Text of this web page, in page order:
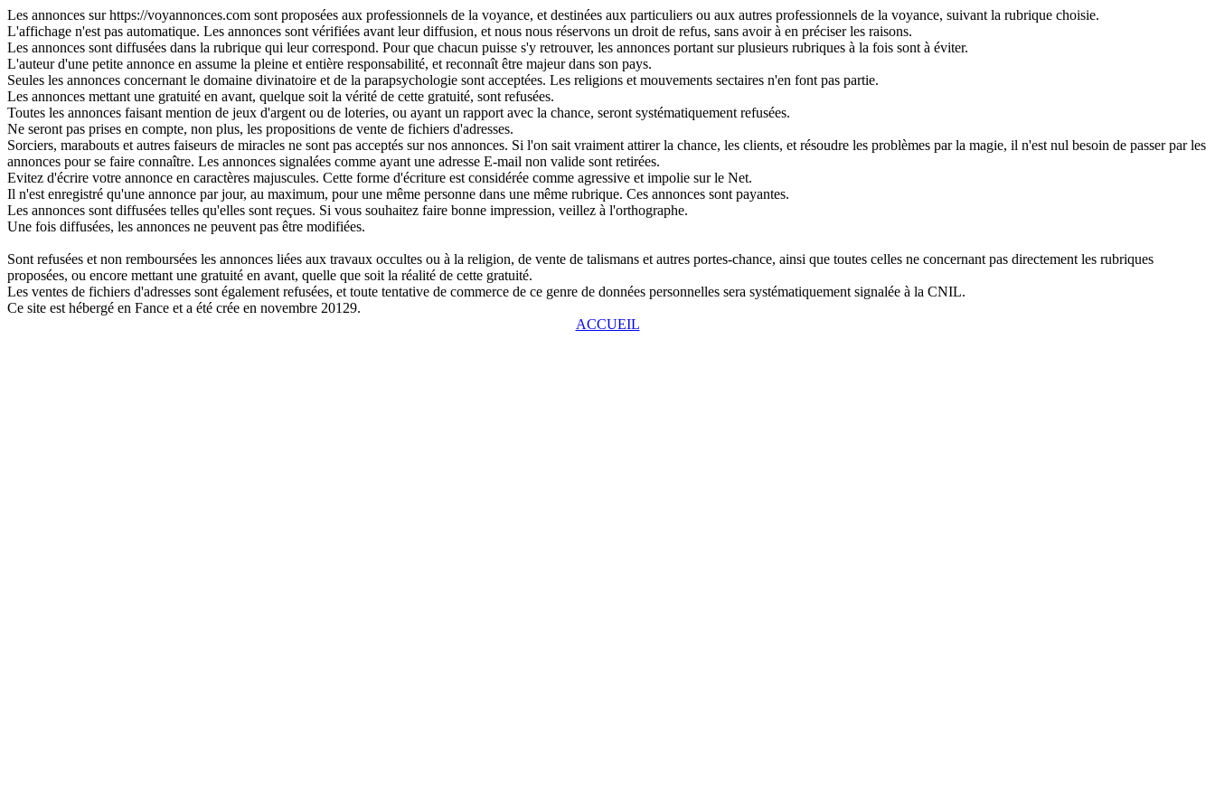
Les annonces sur https://voyannonces.com sont proposées aux professionnels de la voyance, et destinées aux particuliers ou aux autres professionnels de la voyance, suivant la rubrique choisie.
L'affichage n'est pas automatique. Les annonces sont vérifiées avant leur diffusion, et nous nous réservons un droit de refus, sans avoir à en préciser les raisons.
Les annonces sont diffusées dans la rubrique qui leur correspond. Pour que chacun puisse s'y retrouver, les annonces portant sur plusieurs rubriques à la fois sont à éviter.
L'auteur d'une petite annonce en assume la pleine et entière responsabilité, et reconnaît être majeur dans son pays.
Seules les annonces concernant le domaine divinatoire et de la parapsychologie sont acceptées. Les religions et mouvements sectaires n'en font pas partie.
Les annonces mettant une gratuité en avant, quelque soit la vérité de cette gratuité, sont refusées.
Toutes les annonces faisant mention de jeux d'argent ou de loteries, ou ayant un rapport avec la chance, seront systématiquement refusées.
Ne seront pas prises en compte, non plus, les propositions de vente de fichiers d'adresses.
Sorciers, marabouts et autres faiseurs de miracles ne sont pas acceptés sur nos annonces. Si l'on sait vraiment attirer la chance, les clients, et résoudre les problèmes par la magie, il n'est nul besoin de passer par les
annonces pour se faire connaître. Les annonces signalées comme ayant une adresse E-mail non valide sont retirées.
Evitez d'écrire votre annonce en caractères majuscules. Cette forme d'écriture est considérée comme agressive et impolie sur le Net.
Il n'est enregistré qu'une annonce par jour, au maximum, pour une même personne dans une même rubrique. Ces annonces sont payantes.
Les annonces sont diffusées telles qu'elles sont reçues. Si vous souhaitez faire bonne impression, veillez à l'orthographe.
Une fois diffusées, les annonces ne peuvent pas être modifiées.
Sont refusées et non remboursées les annonces liées aux travaux occultes ou à la religion, de vente de talismans et autres portes-chance, ainsi que toutes celles ne concernant pas directement les rubriques
proposées, ou encore mettant une gratuité en avant, quelle que soit la réalité de cette gratuité.
Les ventes de fichiers d'adresses sont également refusées, et toute tentative de commerce de ce genre de données personnelles sera systématiquement signalée à la CNIL.
Ce site est hébergé en Fance et a été crée en novembre 20129.
ACCUEIL